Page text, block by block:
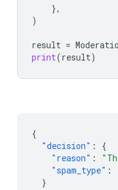
},
)
result =
print(result)
{
"decision" :
{
"reason" :
"spam_type" :
}